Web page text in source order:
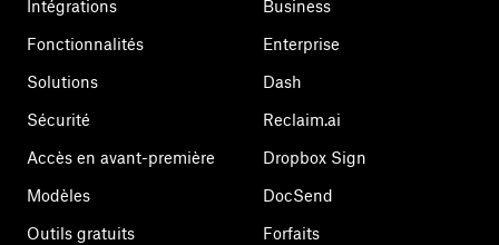
Intégrations
Fonctionnalités
Solutions
Sécurité
Accès en avant-première
Modèles
Outils gratuits
Business
Enterprise
Dash
Reclaim.ai
Dropbox Sign
DocSend
Forfaits